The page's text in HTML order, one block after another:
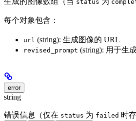
status
每个对象包含：
url (string): 生成图像的 URL
revised_prompt (string): 用于生
error
string
错误信息（仅在 status 为 failed 时